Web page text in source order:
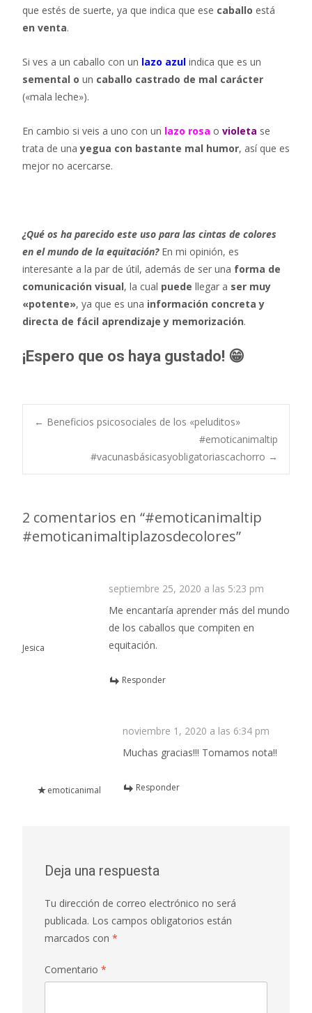
que estés de suerte, ya que indica que ese caballo está
en venta.
Si ves a un caballo con un lazo azul indica que es un
semental o un caballo castrado de mal carácter
(«mala leche»).
En cambio si veis a uno con un lazo rosa o violeta se
trata de unayegua con bastante mal humor, así que es
mejor no acercarse.
¿Qué os ha parecido este uso para las cintas de colores
en el mundo de la equitación?En mi opinión, es
interesante a la par de útil, además de ser una forma de
comunicación visual, la cual puede llegar a ser muy
«potente», ya que es una información concreta y
directa de fácil aprendizaje y memorización.
¡Espero que os haya gustado! 😁
Navegación de
← Beneficios psicosociales de los «peluditos»
#emoticanimaltip
#vacunasbásicasyobligatoriascachorro →
2 comentarios en “#emoticanimaltip
#emoticanimaltiplazosdecolores”
Jesica
septiembre 25, 2020 a las 5:23 pm
Me encantaría aprender más del mundo
de los caballos que compiten en
equitación.
Responder
emoticanimal
noviembre 1, 2020 a las 6:34 pm
Muchas gracias!!! Tomamos nota!!
Responder
Deja una respuesta
Tu dirección de correo electrónico no será
publicada. Los campos obligatorios están
marcados con *
Comentario *